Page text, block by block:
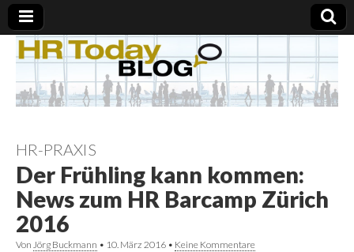
HR-PRAXIS
Der Frühling kann kommen:
News zum HR Barcamp Zürich
2016
Von Jörg Buckmann • 10. März 2016 • Keine Kommentare